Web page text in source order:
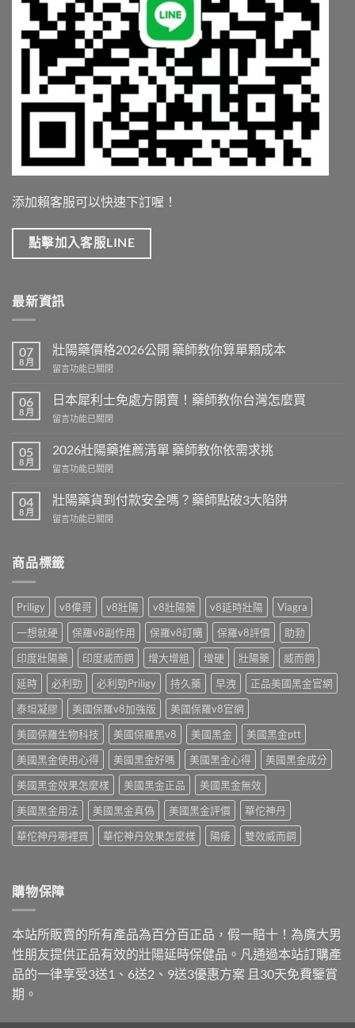
添加賴客服可以快速下訂喔！
點擊加入客服LINE
最新資訊
07
8 月
壯陽藥價格2026公開 藥師教你算單顆成本
在
陽
藥
價
2026
公
開
師
教
單
顆
本〉
留言功能已關閉
06
8 月
日本犀利士免處方開賣！藥師教你台灣怎麼買
在
本
利
免
處
方
藥
你
台
灣
怎
麼
買〉
中
留言功能已關閉
05
8 月
2026壯陽藥推薦清單 藥師教你依需求挑
在
壯
陽
藥
清
教
你
依
需
求
挑〉
中
留言功能已關閉
04
8 月
壯陽藥貨到付款安全嗎？藥師點破3大陷阱
在
藥
貨
付
安
全
嗎？
藥
師
點
破
3
大
陷
阱〉
中
留言功能已關閉
商品標籤
Priligy v8偉哥 v8壯陽 v8壯陽藥 v8延時壯陽
Viagra
一想就硬
保羅v8副作用 保羅v8訂購 保羅v8評價
助勃
印度壯陽藥
印度威而鋼 增大增粗 增硬 壯陽藥
威而鋼
延時
必利勁 必利勁Priligy 持久藥 早洩
正品美國黑金官網
泰坦凝膠
美國保羅v8加強版
美國保羅v8官網
美國保羅生物科技
美國保羅黑v8 美國黑金
美國黑金ptt
美國黑金使用心得
美國黑金好嗎 美國黑金心得
美國黑金成分
美國黑金效果怎麼樣
美國黑金正品
美國黑金無效
美國黑金用法
美國黑金真偽 美國黑金評價
華佗神丹
華佗神丹哪裡買
華佗神丹效果怎麼樣 陽痿 雙效威而鋼
購物保障
本站所販賣的所有產品為百分百正品，假一賠十！為廣大男
性朋友提供正品有效的壯陽延時保健品。凡通過本站訂購產
品的一律享受3送1、6送2、9送3優惠方案 且30天免費鑒賞
期。